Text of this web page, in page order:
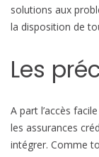
solutions aux
la disposition de
Les
A part l’accès
les assurances
intégrer. Comme